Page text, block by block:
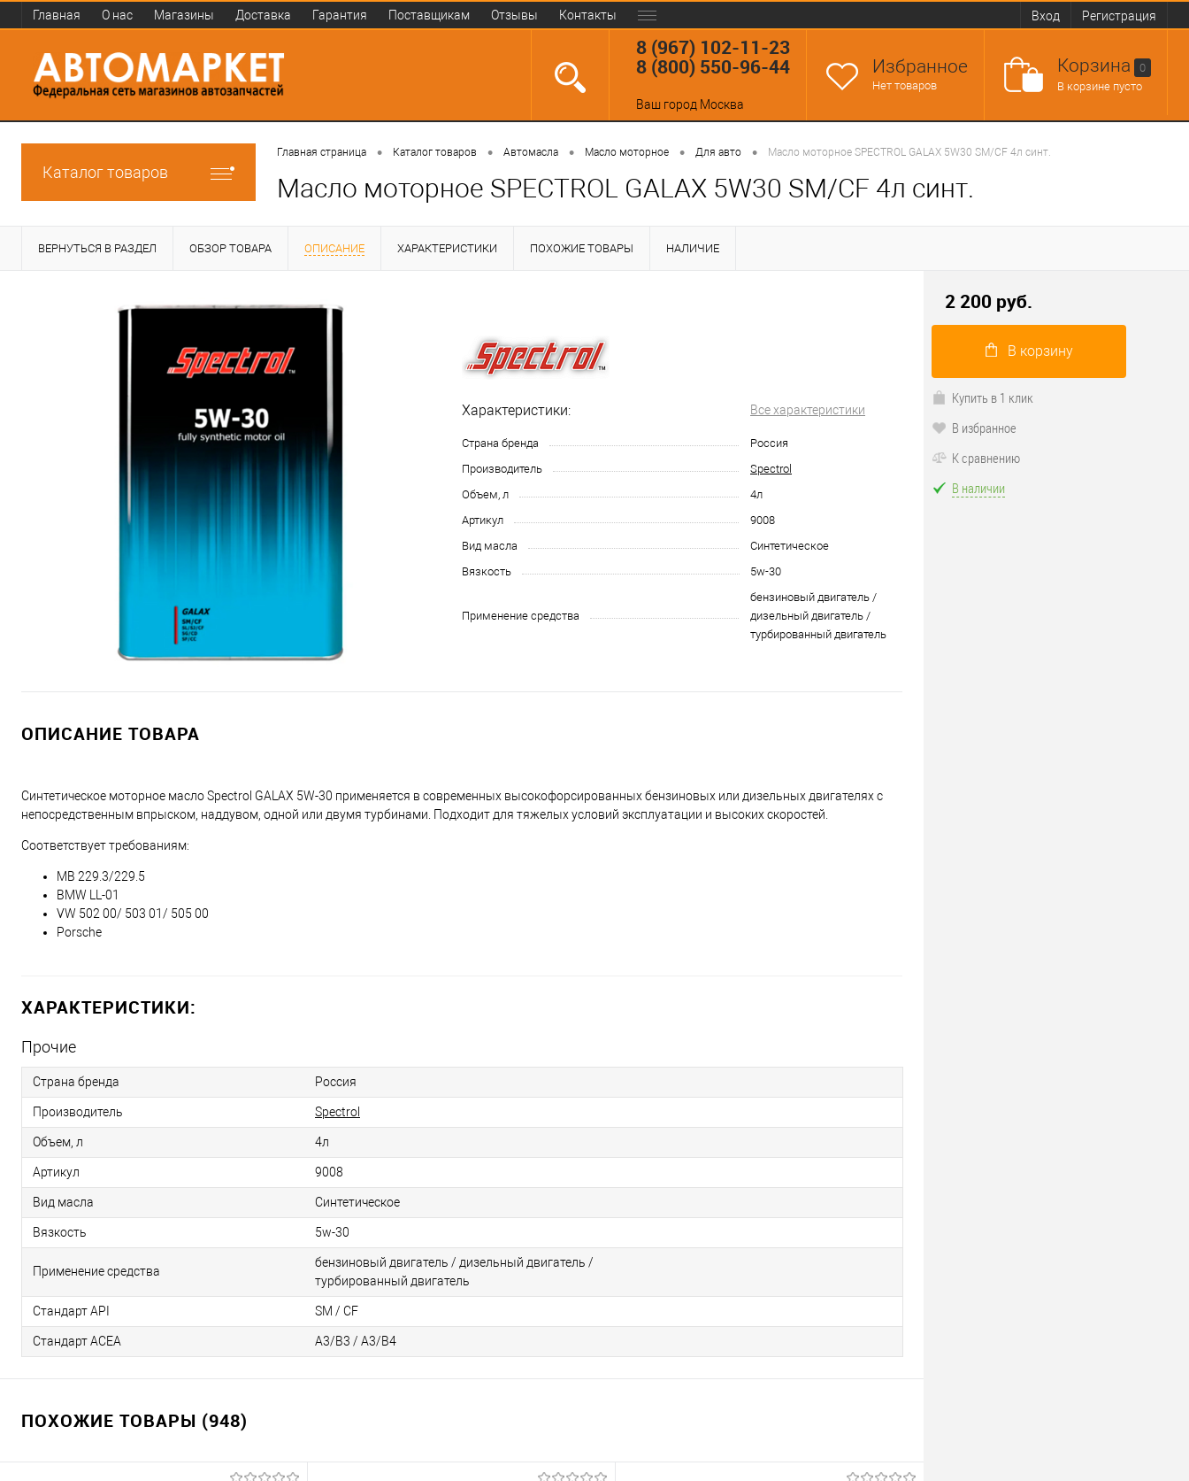
Главная О нас Магазины Доставка Гарантия Поставщикам Отзывы Контакты Вход Регистрация
8 (967) 102-11-23
8 (800) 550-96-44
Ваш город Москва
Избранное
Нет товаров
Корзина
0
В корзине пусто
Каталог товаров
Главная страница • Каталог товаров • Автомасла • Масло моторное • Для авто • Масло моторное SPECTROL GALAX 5W30 SМ/CF 4л синт.
Масло моторное SPECTROL GALAX 5W30 SМ/CF 4л синт.
ВЕРНУТЬСЯ В РАЗДЕЛ ОБЗОР ТОВАРА ОПИСАНИЕ ХАРАКТЕРИСТИКИ ПОХОЖИЕ ТОВАРЫ НАЛИЧИЕ
Характеристики: Все характеристики
Страна бренда
Россия
Производитель
Spectrol
Объем, л
4л
Артикул
9008
Вид масла
Синтетическое
Вязкость
5w-30
Применение средства
бензиновый двигатель /
дизельный двигатель /
турбированный двигатель
ОПИСАНИЕ ТОВАРА
Синтетическое моторное масло Spectrol GALAX 5W-30 применяется в современных высокофорсированных бензиновых или дизельных двигателях с
непосредственным впрыском, наддувом, одной или двумя турбинами. Подходит для тяжелых условий эксплуатации и высоких скоростей.
Соответствует требованиям:
MB 229.3/229.5
BMW LL-01
VW 502 00/ 503 01/ 505 00
Porsche
ХАРАКТЕРИСТИКИ:
Прочие
Страна бренда Россия
Производитель Spectrol
Объем, л 4л
Артикул 9008
Вид масла Синтетическое
Вязкость 5w-30
Применение средства
бензиновый двигатель / дизельный двигатель /
турбированный двигатель
Стандарт API SM / CF
Стандарт ACEA А3/В3 / А3/В4
ПОХОЖИЕ ТОВАРЫ (948)
2 200 руб.
В корзину
Купить в 1 клик
В избранное
К сравнению
В наличии